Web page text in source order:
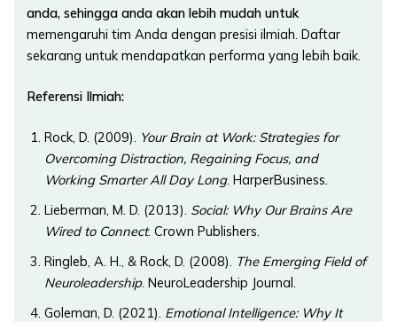
anda, sehingga anda akan lebih mudah untuk
memengaruhi tim Anda dengan presisi ilmiah. Daftar
sekarang untuk mendapatkan performa yang lebih baik.
Referensi Ilmiah:
Rock, D. (2009). Your Brain at Work: Strategies for
Overcoming Distraction, Regaining Focus, and
Working Smarter All Day Long. HarperBusiness.
Lieberman, M. D. (2013). Social: Why Our Brains Are
Wired to Connect. Crown Publishers.
Ringleb, A. H., & Rock, D. (2008). The Emerging Field of
Neuroleadership. NeuroLeadership Journal.
Goleman, D. (2021). Emotional Intelligence: Why It